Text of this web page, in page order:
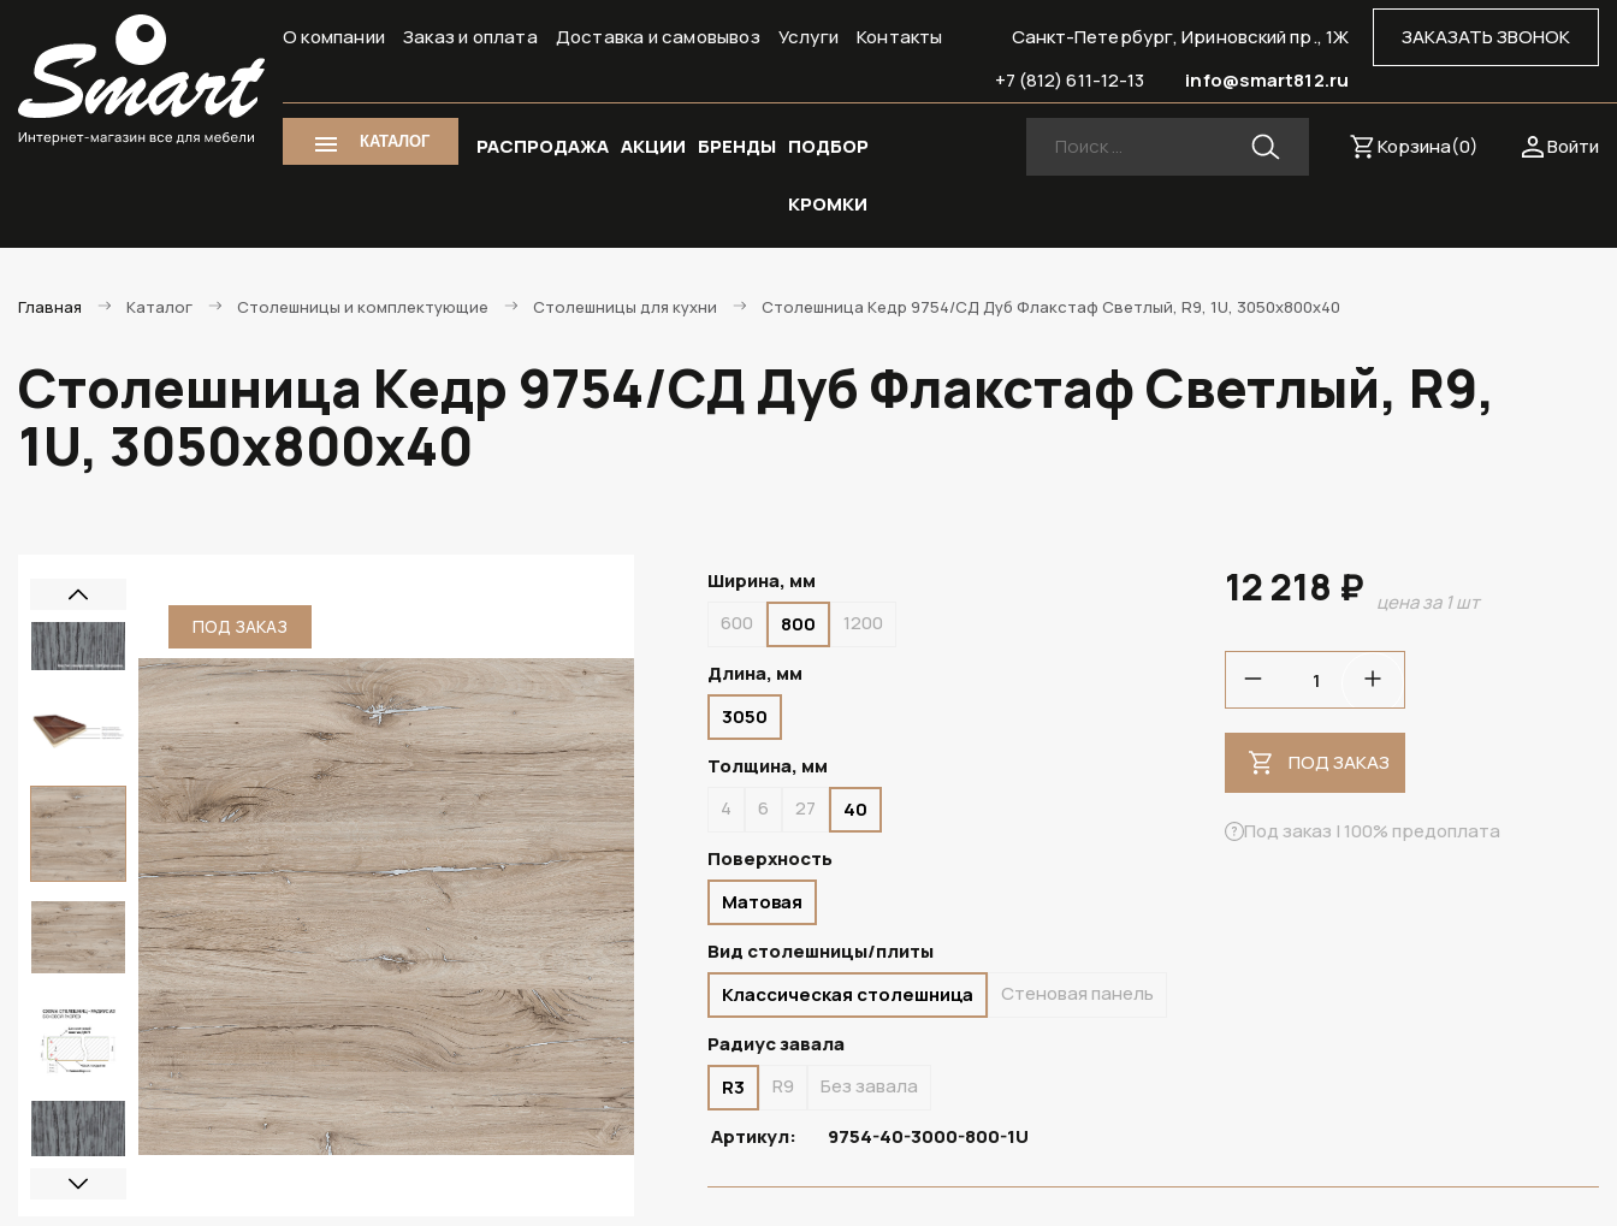
О компании Заказ и оплата Доставка и самовывоз Услуги Контакты ЗАКАЗАТЬ ЗВОНОК
Санкт-Петербург, Ириновский пр., 1Ж
info@smart812.ru
+7 (812) 611-12-13
КАТАЛОГ РАСПРОДАЖА АКЦИИ БРЕНДЫ ПОДБОР
КРОМКИ
Войти
Корзина(0)
Главная Каталог Столешницы и комплектующие Cтолешницы для кухни Столешница Кедр 9754/СД Дуб Флакстаф Светлый, R9, 1U, 3050х800х40
Столешница Кедр 9754/СД Дуб Флакстаф Светлый, R9,
1U, 3050х800х40
ПОД ЗАКАЗ ПОД ЗАКАЗ
Ширина, мм
600
800
1200
Длина, мм
3050
Толщина, мм
4
6 27
40
Поверхность
Матовая
Вид столешницы/плиты
Классическая столешница
Стеновая панель
Радиус завала
R3
R9
Без завала
Артикул:
9754-40-3000-800-1U
12 218 ₽ цена за 1 шт
ПОД ЗАКАЗ
Под заказ | 100% предоплата